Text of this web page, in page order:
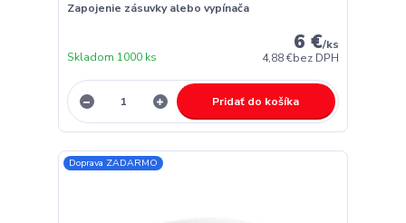
Zapojenie zásuvky alebo vypínača
6 €/ks
4,88 €bez DPH
Skladom 1000 ks
Pridať do košíka
Doprava ZADARMO